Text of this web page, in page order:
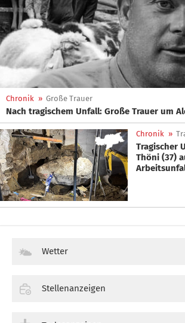
Chronik » Große Trauer
Nach tragischem Unfall: Große Trauer um
Chronik »
Tragischer
Thöni (37)
Wetter
Stellenanzeigen